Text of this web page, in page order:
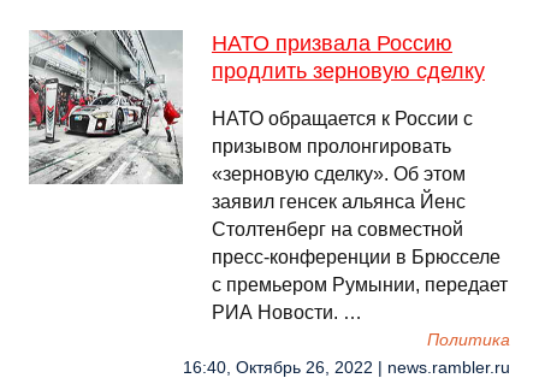
НАТО призвала Россию
продлить зерновую сделку
НАТО обращается к России с
призывом пролонгировать
«зерновую сделку». Об этом
заявил генсек альянса Йенс
Столтенберг на совместной
пресс-конференции в Брюсселе
с премьером Румынии, передает
РИА Новости. …
Политика
16:40, Октябрь 26, 2022 | news.rambler.ru